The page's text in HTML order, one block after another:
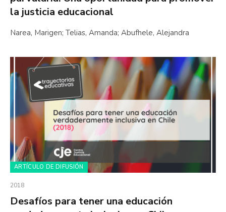
la justicia educacional
Narea, Marigen; Telias, Amanda; Abufhele, Alejandra
ARTÍCULO DE DIFUSIÓN
2018
Desafíos para tener una educación